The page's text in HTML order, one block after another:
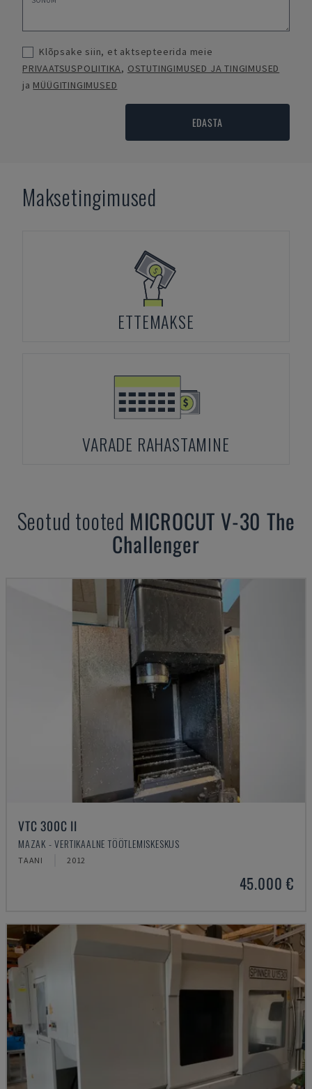
Klõpsake siin, et aktsepteerida meie
PRIVAATSUSPOLIITIKA, OSTUTINGIMUSED JA TINGIMUSED
ja MÜÜGITINGIMUSED
EDASTA
Maksetingimused
ETTEMAKSE
VARADE RAHASTAMINE
Seotud tooted MICROCUT V-30 The
Challenger
VTC 300C II
MAZAK - VERTIKAALNE TÖÖTLEMISKESKUS
TAANI 2012
45.000 €